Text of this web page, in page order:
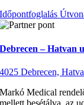
Időpontfoglalás
Debrecen – Hatvan
4025 Debrecen,
Markó Medical
mellett besétálva, az